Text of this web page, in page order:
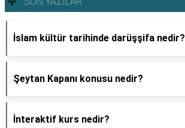
İslam kültür tarihinde darüşşifa nedir?
Şeytan Kapanı konusu nedir?
İnteraktif kurs nedir?